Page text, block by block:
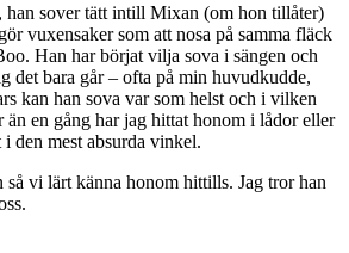
han sover tätt intill Mixan (om hon tillåter)
vuxensaker som att nosa på samma fläck
Han har börjat vilja sova i sängen och
det bara går – ofta på min huvudkudde,
kan han sova var som helst och i vilken
än en gång har jag hittat honom i lådor eller
den mest absurda vinkel.
så vi lärt känna honom hittills. Jag tror han